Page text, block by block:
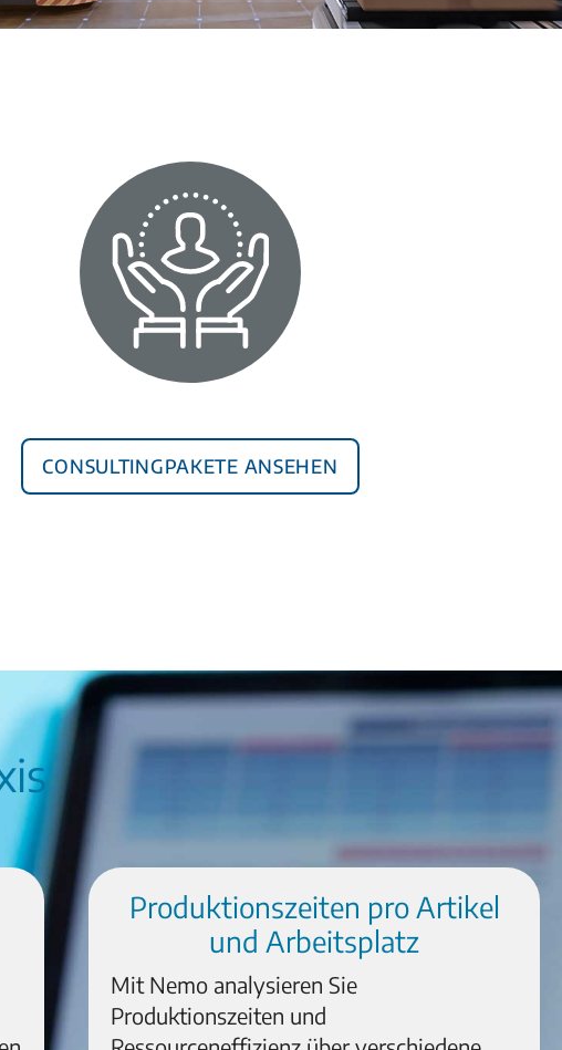
Consultingpakete ansehen
Produktionszeiten pro Artikel
und Arbeitsplatz
Mit Nemo analysieren Sie
Produktionszeiten und